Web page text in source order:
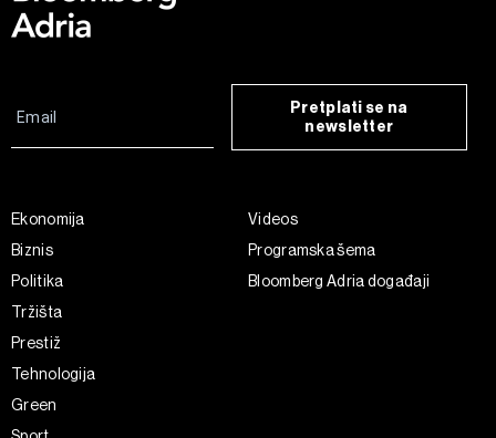
Pretplati se na
newsletter
Ekonomija
Biznis
Politika
Tržišta
Prestiž
Tehnologija
Green
Videos
Programska šema
Bloomberg Adria događaji